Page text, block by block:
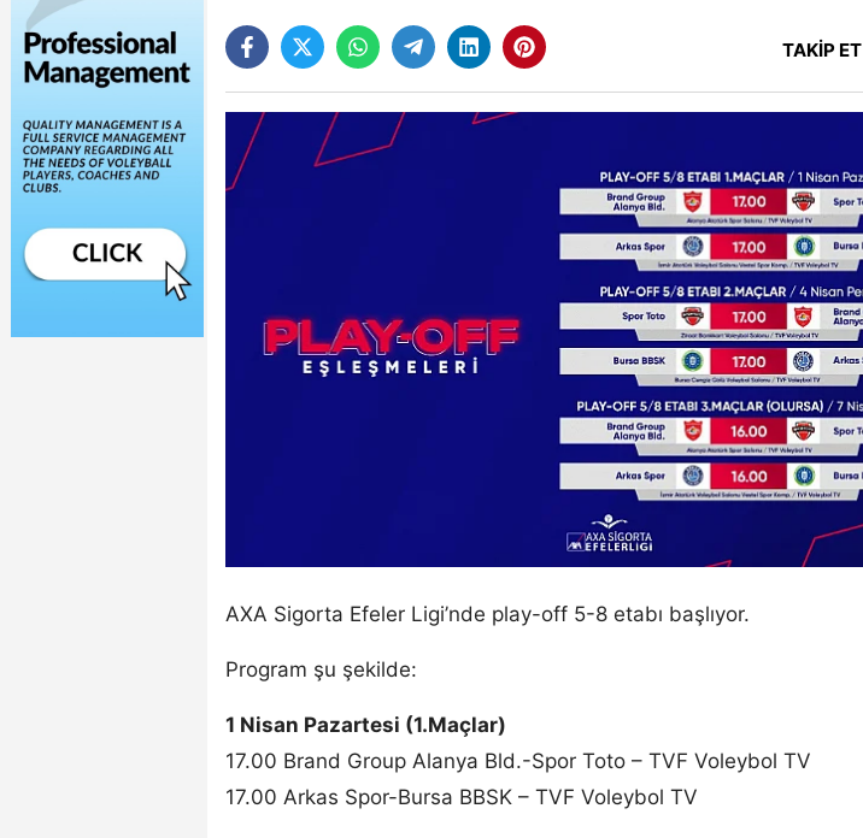
TAKİP ET
AXA Sigorta Efeler Ligi’nde play-off 5-8 etabı başlıyor.
Program şu şekilde:
1 Nisan Pazartesi (1.Maçlar)
17.00 Brand Group Alanya Bld.-Spor Toto – TVF Voleybol TV
17.00 Arkas Spor-Bursa BBSK – TVF Voleybol TV